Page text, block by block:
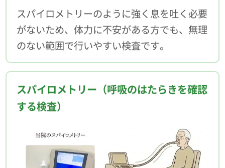
スパイロメトリーのように強く息を吐く必要
がないため、体力に不安がある方でも、無理
のない範囲で行いやすい検査です。
スパイロメトリー（呼吸のはたらきを確認
する検査）